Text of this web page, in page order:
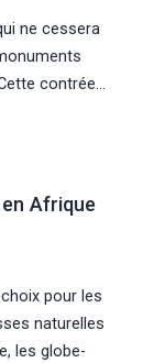
ne cessera
contrée…
Afrique
pour les
naturelles
les globe-